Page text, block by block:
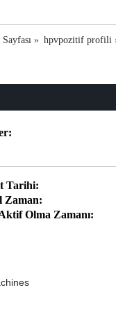
» hpvpozitif profili
Tarihi:
Zaman:
Olma Zamanı: